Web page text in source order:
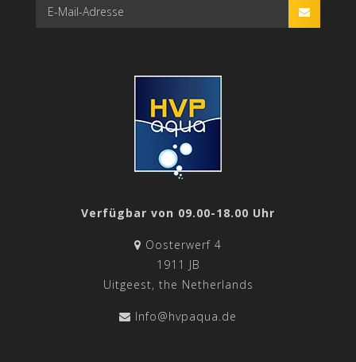
Verfügbar von 09.00-18.00 Uhr
Oosterwerf 4
1911 JB
Uitgeest, the Netherlands
Info@hvpaqua.de